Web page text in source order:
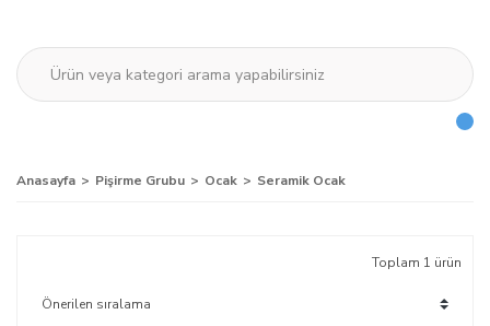
Anasayfa Pişirme Grubu Ocak Seramik Ocak
Toplam 1 ürün